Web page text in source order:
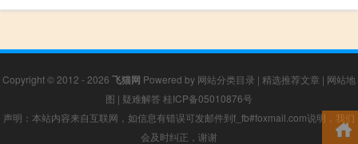
Copyright © 2012 - 2026 飞猫网 Powered by 网站分类目录 | 精选推荐文章 | 网站地
图 | 疑难解答 桂ICP备05010876号
声明：本站内容来自互联网，如信息有错误可发邮件到f_fb#foxmail.com说明，我们
会及时纠正，谢谢